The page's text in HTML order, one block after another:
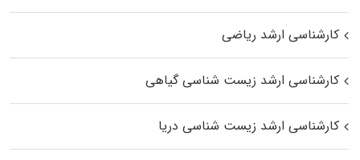
کارشناسی ارشد ریاضی
کارشناسی ارشد زیست‌ شناسی گیاهی
کارشناسی ارشد زیست‌ شناسی دریا